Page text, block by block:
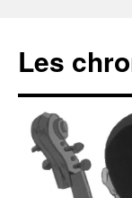
Les